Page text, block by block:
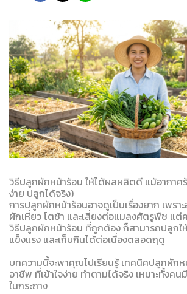
วิธีปลูกผักหน้าร้อน ให้ได้ผลผลิตดี แม้อากาศ
ง่าย ปลูกได้จริง)
การปลูกผักหน้าร้อนอาจดูเป็นเรื่องยาก เพรา
ผักเหี่ยว โตช้า และเสี่ยงต่อแมลงศัตรูพืช แต่
วิธีปลูกผักหน้าร้อน ที่ถูกต้อง ก็สามารถปลูก
แข็งแรง และเก็บกินได้ต่อเนื่องตลอดฤดู
บทความนี้จะพาคุณไปเรียนรู้ เทคนิคปลูกผัก
อาชีพ ที่เข้าใจง่าย ทำตามได้จริง เหมาะทั้งค
ในกระถาง